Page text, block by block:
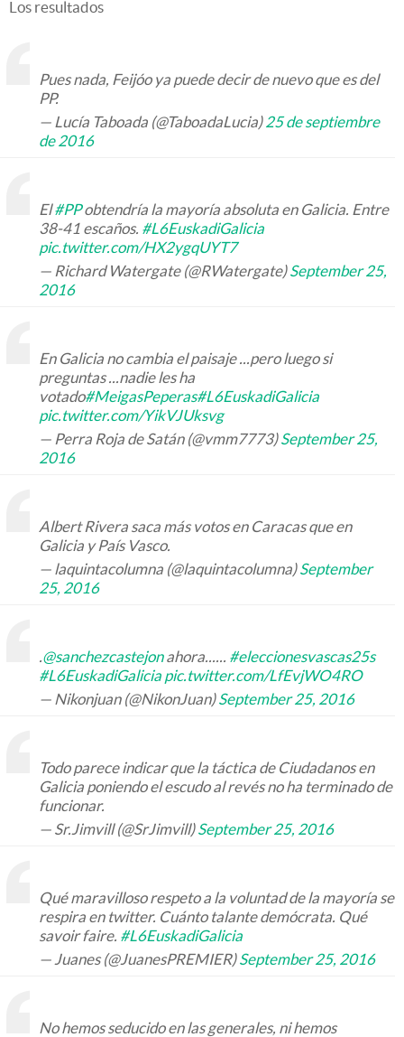
Los resultados
Pues nada, Feijóo ya puede decir de nuevo que es del
PP.
— Lucía Taboada (@TaboadaLucia)25 de septiembre
de 2016
El#PPobtendría la mayoría absoluta en Galicia. Entre
38-41 escaños. #L6EuskadiGalicia
pic.twitter.com/HX2ygqUYT7
— Richard Watergate (@RWatergate)September 25,
2016
En Galicia no cambia el paisaje ...pero luego si
preguntas ...nadie les ha
votado#MeigasPeperas#L6EuskadiGalicia
pic.twitter.com/YikVJUksvg
— Perra Roja de Satán (@vmm7773)September 25,
2016
Albert Rivera saca más votos en Caracas que en
Galicia y País Vasco.
— laquintacolumna (@laquintacolumna)September
25, 2016
.@sanchezcastejonahora...... #eleccionesvascas25s
#L6EuskadiGalicia pic.twitter.com/LfEvjWO4RO
— Nikonjuan (@NikonJuan)September 25, 2016
Todo parece indicar que la táctica de Ciudadanos en
Galicia poniendo el escudo al revés no ha terminado de
funcionar.
— Sr.Jimvill (@SrJimvill)September 25, 2016
Qué maravilloso respeto a la voluntad de la mayoría se
respira en twitter. Cuánto talante demócrata. Qué
savoir faire. #L6EuskadiGalicia
— Juanes (@JuanesPREMIER)September 25, 2016
No hemos seducido en las generales, ni hemos